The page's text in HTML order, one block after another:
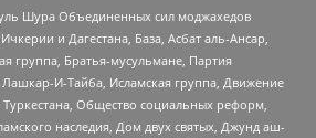
Шура Объединенных сил моджахедов
и Дагестана, База, Асбат аль-Ансар,
группа, Братья-мусульмане, Партия
И-Тайба, Исламская группа, Движение
Общество социальных реформ,
наследия, Дом двух святых, Джунд аш-